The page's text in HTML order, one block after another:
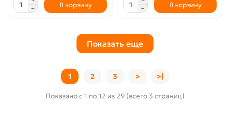
В корзину В корзину
Показать еще
1 2 3 > >|
Показано с 1 по 12 из 29 (всего 3 страниц)